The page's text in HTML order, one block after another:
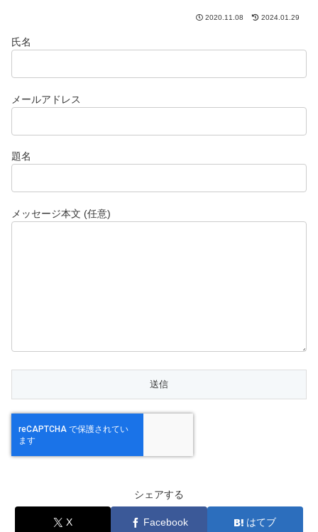
2020.11.08 2024.01.29
氏名
メールアドレス
題名
メッセージ本文 (任意)
シェアする
X Facebook はてブ